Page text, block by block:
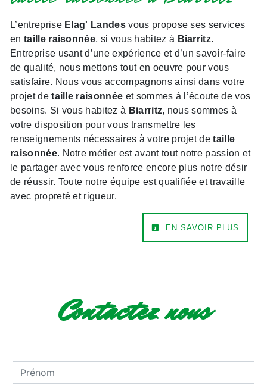
L’entreprise Elag' Landes vous propose ses services
en taille raisonnée, si vous habitez à Biarritz.
Entreprise usant d’une expérience et d’un savoir-faire
de qualité, nous mettons tout en oeuvre pour vous
satisfaire. Nous vous accompagnons ainsi dans votre
projet detaille raisonnée et sommes à l’écoute de vos
besoins. Si vous habitez à Biarritz, nous sommes à
votre disposition pour vous transmettre les
renseignements nécessaires à votre projet detaille
raisonnée. Notre métier est avant tout notre passion et
le partager avec vous renforce encore plus notre désir
de réussir. Toute notre équipe est qualifiée et travaille
avec propreté et rigueur.
EN SAVOIR PLUS
Contactez nous